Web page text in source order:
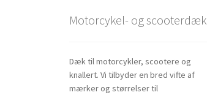
Motorcykel- og scooterdæk
Dæk til motorcykler, scootere og
knallert. Vi tilbyder en bred vifte af
mærker og størrelser til